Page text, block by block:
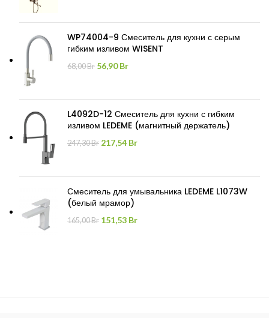
WP74004-9 Смеситель для кухни с серым
гибким изливом WISENT
68,00Br Первоначальная
56,90BrТекущая
L4092D-12 Смеситель для кухни с гибким
изливом LEDEME (магнитный держатель)
247,30Br Первоначальная
217,54 BrТекущая
Смеситель для умывальника LEDEME L1073W
(белый мрамор)
165,00Br Первоначальная
151,53 BrТекущая